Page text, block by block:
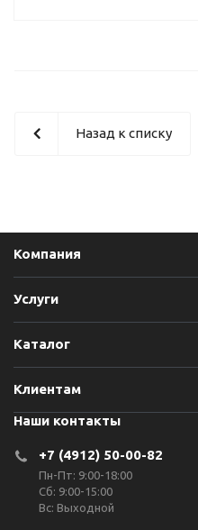
Назад к списку
Компания
Услуги
Каталог
Клиентам
Наши контакты
+7 (4912) 50-00-82
Пн-Пт: 9:00-18:00
Сб: 9:00-15:00
Вс: Выходной